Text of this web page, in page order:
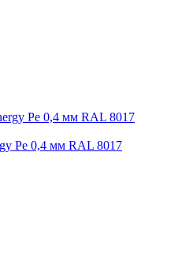
Pe 0,4 мм RAL 8017